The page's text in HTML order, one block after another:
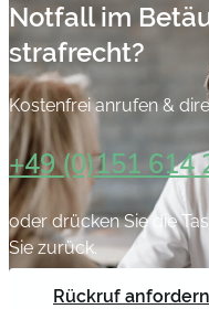
Notfall im
strafrecht?
Kostenfrei anrufen &
+49 (0)151 614
oder drücken Sie die
Sie zurück.
Rückruf anfordern